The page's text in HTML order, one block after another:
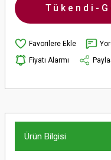
Tükendi-
Fiyatı Alarmı
Ürün Bilgisi